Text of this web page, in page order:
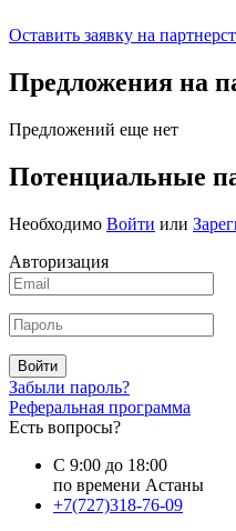
Оставить заявку на
Предложения на
Предложений еще нет
Потенциальные
Необходимо Войти или
Авторизация
Войти
Забыли пароль?
Реферальная программа
Есть вопросы?
С 9:00 до 18:00
по времени Астаны
+7(727)318-76-09